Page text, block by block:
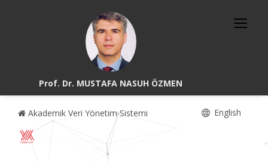
Prof. Dr. MUSTAFA NASUH ÖZMEN
Akademik Veri Yönetim Sistemi English